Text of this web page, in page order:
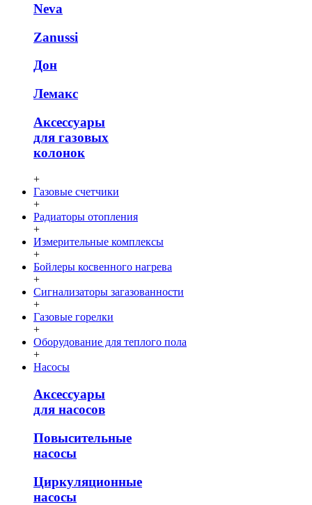
Neva
Zanussi
Дон
Лемакс
Аксессуары
для газовых
колонок
+
Газовые счетчики
+
Радиаторы отопления
+
Измерительные комплексы
+
Бойлеры косвенного нагрева
+
Сигнализаторы загазованности
+
Газовые горелки
+
Оборудование для теплого пола
+
Насосы
Аксессуары
для насосов
Повысительные
насосы
Циркуляционные
насосы